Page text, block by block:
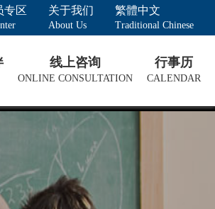
专区 关于我们
About Us
繁體中文
Traditional Chinese
线上咨询
ONLINE CONSULTATION
行事历
CALENDAR